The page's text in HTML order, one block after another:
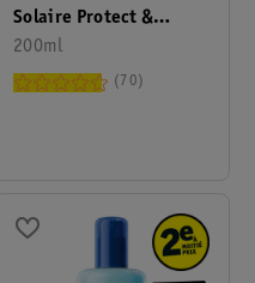
Solaire Protect &
Hydrate FPS50+
200ml
70